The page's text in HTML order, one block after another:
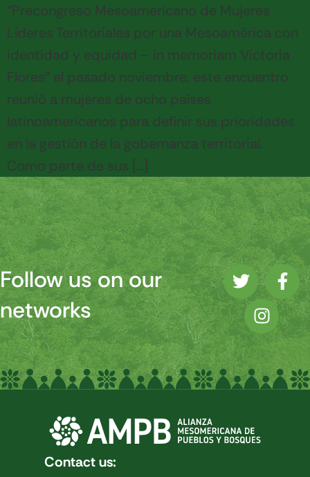
“Precongreso Mesoamericano de Mujeres
Líderes Territoriales por una Mesoamérica con
identidad y equidad – in memoriam Victoria
Flores” el pasado noviembre, este encuentro
reunió a mujeres de ocho países
latinoamericanos para definir sus prioridades
en la gestión de la gobernanza territorial.
Como parte de sus […]
Follow us on our
networks
Contact us: